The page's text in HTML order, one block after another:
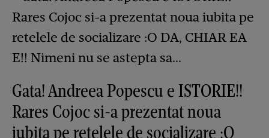
Gata! Andreea Popescu e ISTORIE!!
Rares Cojoc si-a prezentat noua
iubita pe retelele de socializare :O